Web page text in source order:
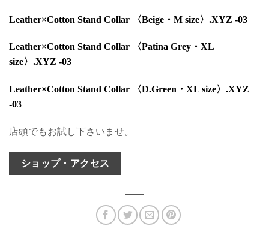
Leather×Cotton Stand Collar 〈Beige・M size〉.XYZ -03
Leather×Cotton Stand Collar 〈Patina Grey・XL
size〉.XYZ -03
Leather×Cotton Stand Collar 〈D.Green・XL size〉.XYZ
-03
店頭でもお試し下さいませ。
ショップ・アクセス